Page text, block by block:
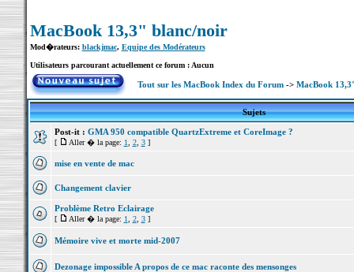
MacBook 13,3" blanc/noir
Mod�rateurs: blackjmac, Equipe des Modérateurs
Utilisateurs parcourant actuellement ce forum : Aucun
Tout sur les MacBook Index du Forum-> MacBook
Sujets
Post-it : GMA 950 compatible QuartzExtreme et CoreImage ?
[ Aller � la page: 1 2, 3]
mise en vente de mac
Changement clavier
Problème Retro Eclairage
[ Aller � la page: 1 2, 3]
Mémoire vive et morte mid-2007
Dezonage impossible A propos de ce mac raconte des mensonges